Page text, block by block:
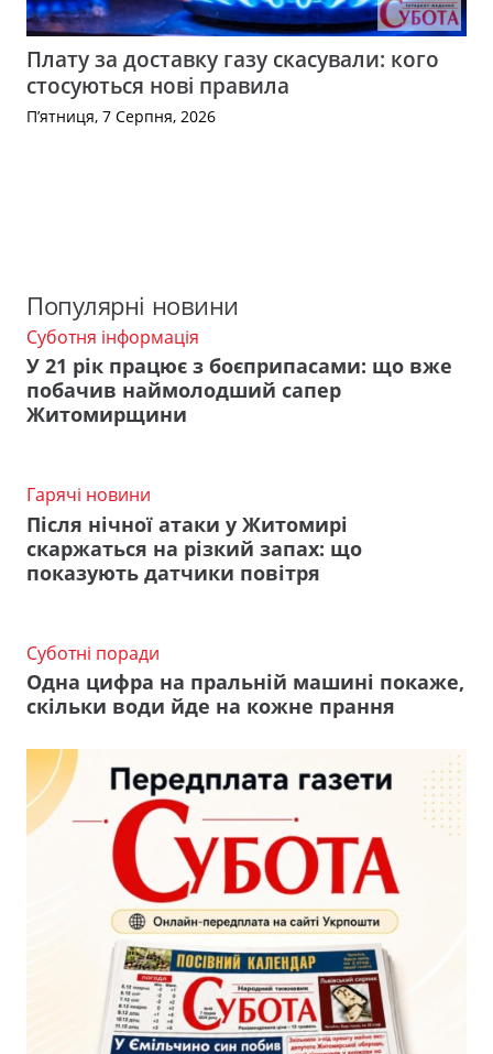
Плату за доставку газу скасували: кого
стосуються нові правила
П’ятниця, 7 Серпня, 2026
Популярні новини
Суботня інформація
У 21 рік працює з боєприпасами: що вже
побачив наймолодший сапер
Житомирщини
Гарячі новини
Після нічної атаки у Житомирі
скаржаться на різкий запах: що
показують датчики повітря
Суботні поради
Одна цифра на пральній машині покаже,
скільки води йде на кожне прання